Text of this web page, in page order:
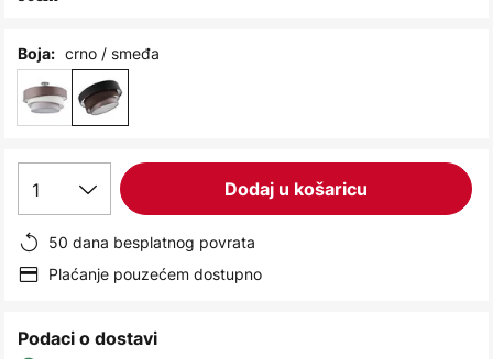
images
Boja: crno / smeđa
1 Dodaj u košaricu
50 dana besplatnog povrata
Plaćanje pouzećem dostupno
Podaci o dostavi